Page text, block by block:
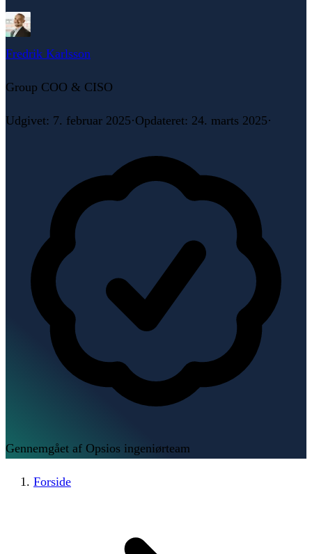
Fredrik Karlsson
Group COO & CISO
Udgivet: 7. februar 2025·Opdateret: 24. marts 2025·
Gennemgået af Opsios ingeniørteam
Forside